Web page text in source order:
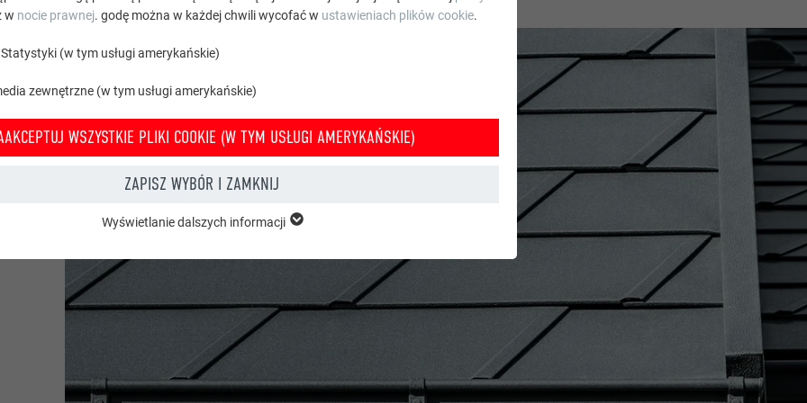
w nocie prawnej. godę można w każdej chwili wycofać w ustawieniach plików cookie.
Statystyki (w tym usługi amerykańskie)
zewnętrzne (w tym usługi amerykańskie)
WSZYSTKIE PLIKI COOKIE (W TYM USŁUGI AMERYKAŃSKIE)
ZAPISZ WYBÓR I ZAMKNIJ
witryny bez zakłóceń.
PHPSESSID
Sesja
Wyświetl informacje o plikach cookie
(w tym usługi amerykańskie) pomagają nam zrozumieć sposób korzystania z
są gromadzone w celu poprawienia korzystania z witryny przez użytkownika.
Wyświetlanie dalszych informacji